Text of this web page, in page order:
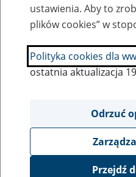
SZUKAJ
Ukryj wszystkie
ustawienia. Aby to
plików cookies” w
Polityka cookies dla
ostatnia aktualizacja
Odrzuć
Przejdź